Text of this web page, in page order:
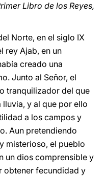
Libro de los Reyes,
Norte, en el siglo IX
rey Ajab, en un
creado una
Junto al Señor, el
tranquilizador del que
lluvia, y al que por ello
a los campos y
Aun pretendiendo
misterioso, el pueblo
un dios comprensible y
obtener fecundidad y